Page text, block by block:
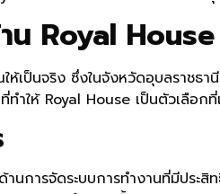
น Royal
เป็นจริง ซึ่งในจังหวัดอุบลราชธ
ำให้ Royal House เป็นตัวเลือ
านการจัดระบบการทำงานที่มีปร